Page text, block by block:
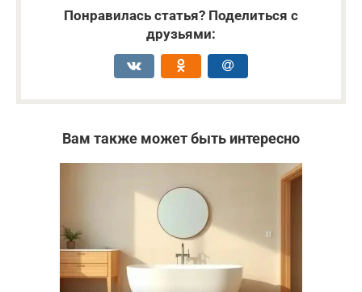
Понравилась статья? Поделиться с
друзьями:
Вам также может быть интересно